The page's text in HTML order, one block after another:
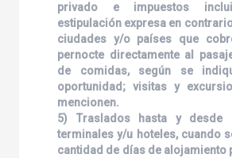
privado e impuestos
estipulación expresa en
ciudades y/o países que
pernocte directamente al
de comidas, según se
oportunidad; visitas y
mencionen.
5) Traslados hasta y desde
terminales y/u hoteles, cuando
cantidad de días de alojamiento